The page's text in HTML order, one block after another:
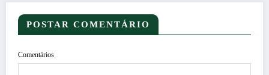
POSTAR COMENTÁRIO
Comentários